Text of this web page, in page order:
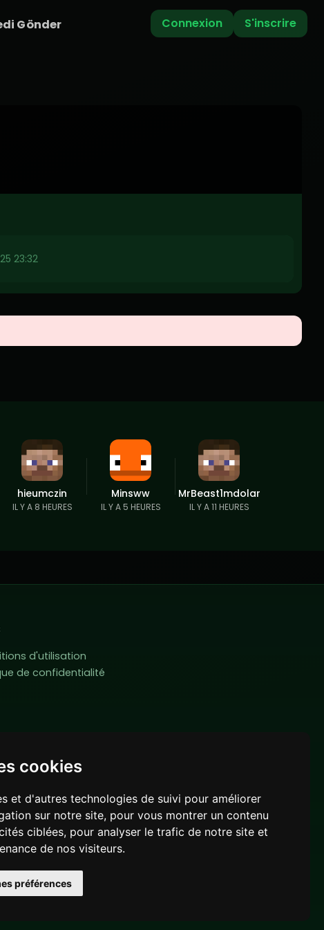
cookies
et d'autres technologies de suivi pour améliorer
sur notre site, pour vous montrer un contenu
ciblées, pour analyser le trafic de notre site et
de nos visiteurs.
préférences
Connexion S'inscrire
Gönder
23:32
hieumczin
IL Y A 8 HEURES
Minsww
IL Y A 5 HEURES
MrBeast1mdolar
IL Y A 11 HEURES
d'utilisation
de confidentialité